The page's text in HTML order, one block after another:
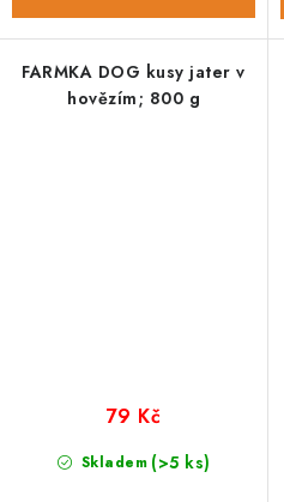
FARMKA DOG kusy jater v
hovězím; 800 g
Skladem (>5 ks)
79 Kč